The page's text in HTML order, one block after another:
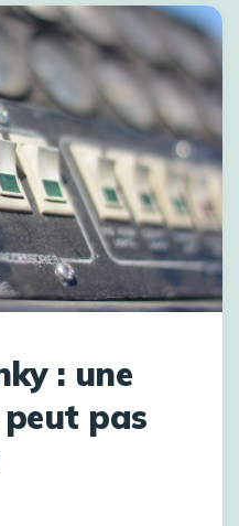
: une
peut pas